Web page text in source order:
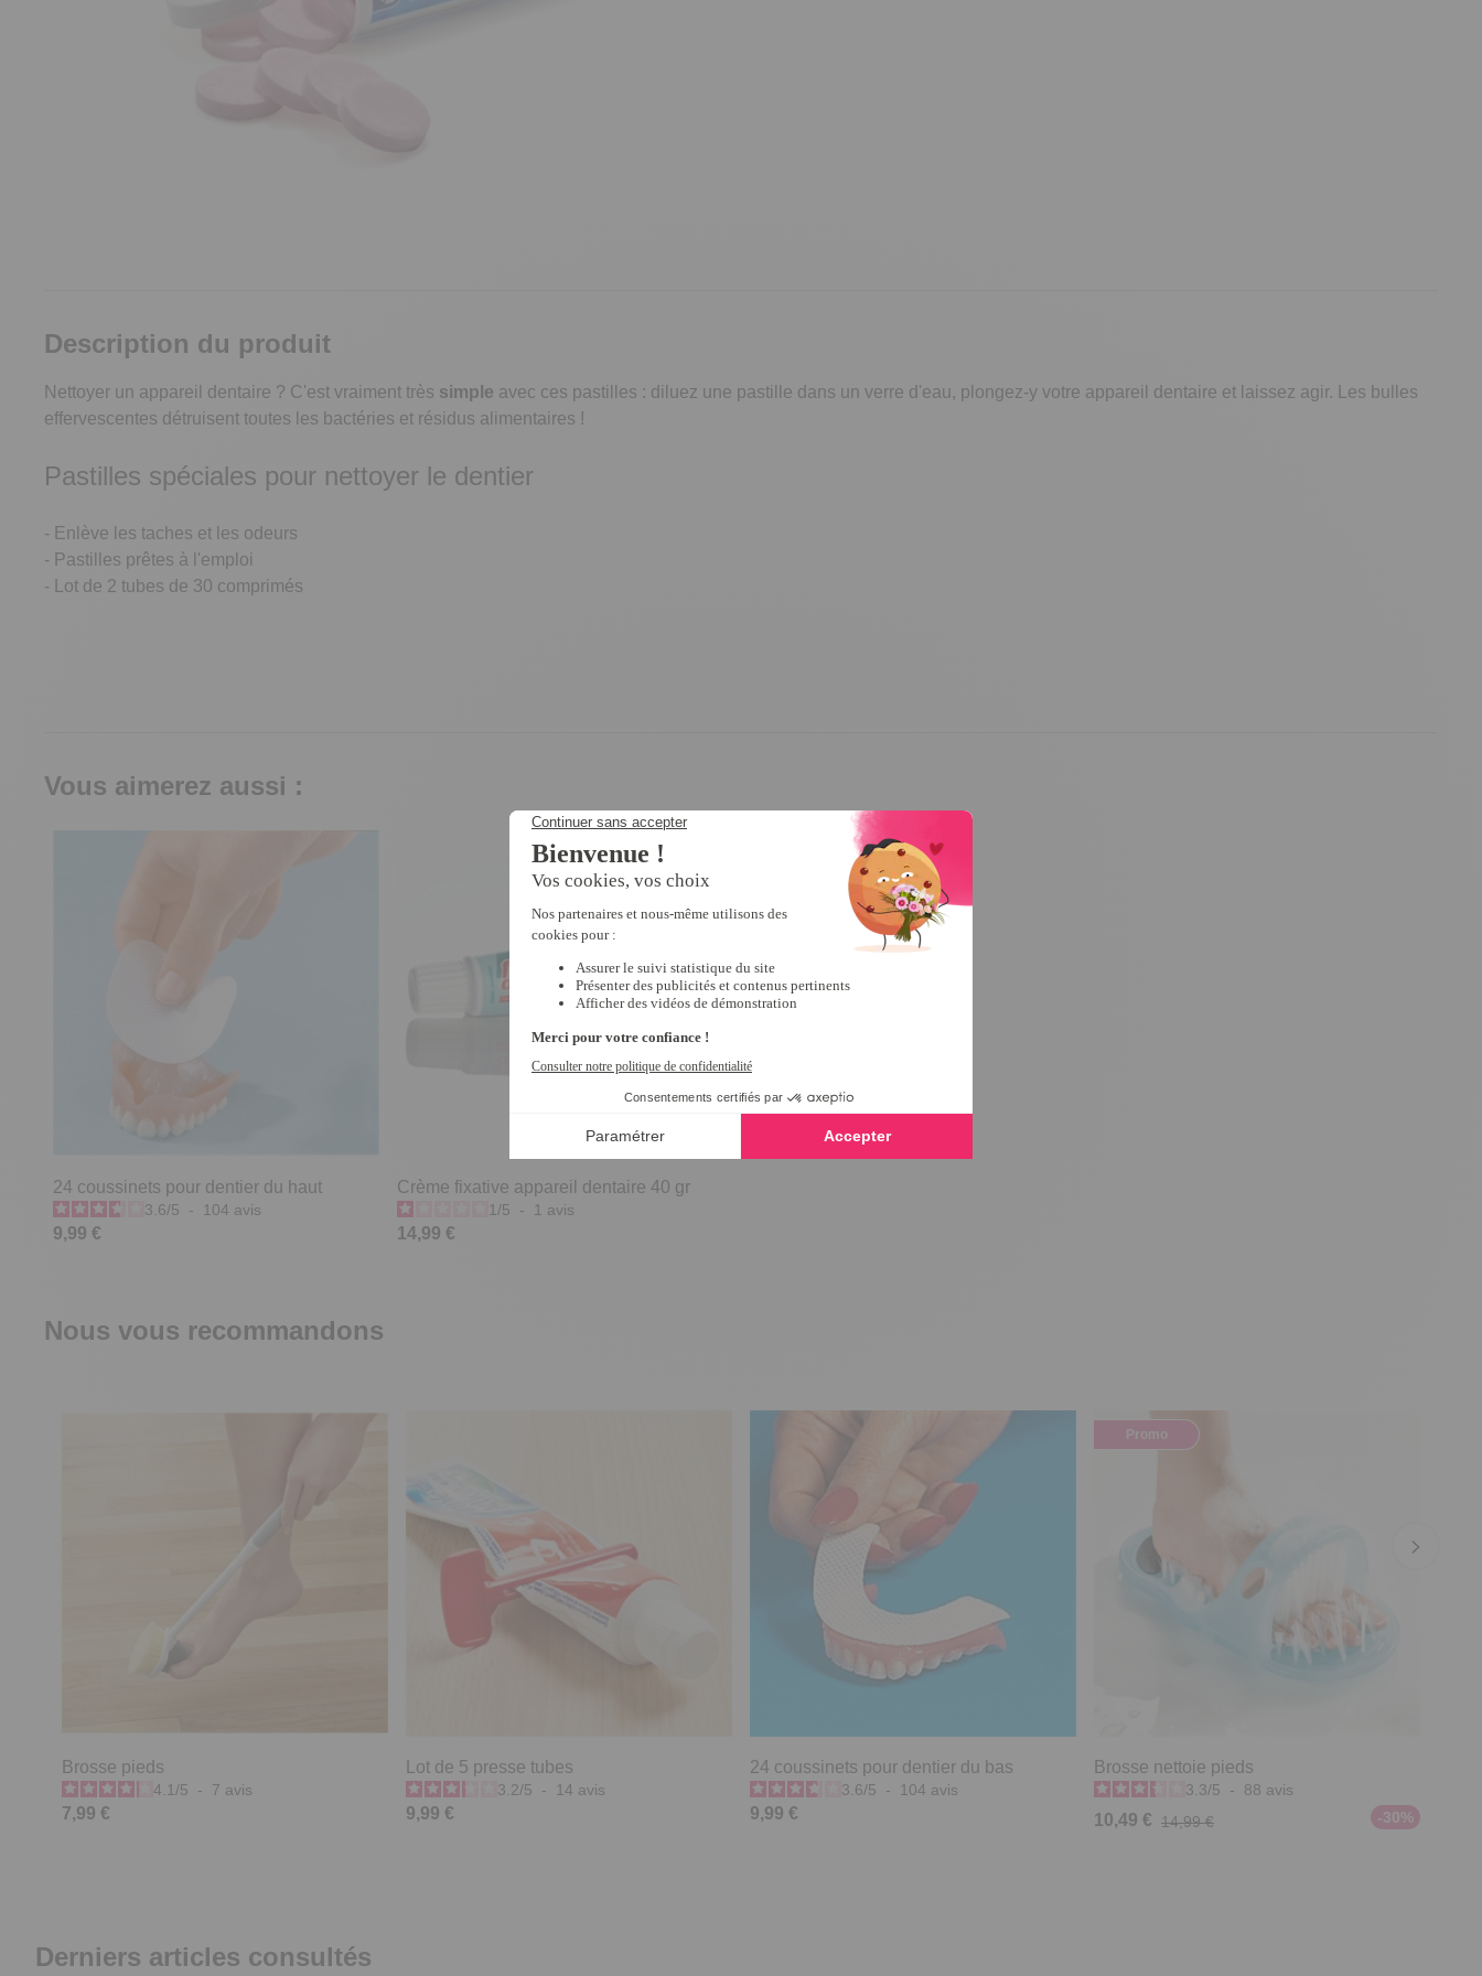
Description du produit
Nettoyer un appareil dentaire ? C'est vraiment très simple avec ces pastilles : diluez une pastille dans un verre d'eau, plongez-y votre appareil dentaire et laissez agir. Les bulles
effervescentes détruisent toutes les bactéries et résidus alimentaires !
Pastilles spéciales pour nettoyer le dentier
- Enlève les taches et les odeurs
- Pastilles prêtes à l'emploi
- Lot de 2 tubes de 30 comprimés
Vous aimerez aussi :
24 coussinets pour dentier du haut
3.6/5 - 104 avis
9,99 €
Crème fixative appareil dentaire 40 gr
1 /5 - 1 avis
14,99 €
Nous vous recommandons
Brosse pieds
4.1 /5 - 7 avis
7,99 €
Lot de 5 presse tubes
3.2/5 - 14 avis
9,99 €
24 coussinets pour dentier du bas
3.6/5 - 104 avis
9,99 €
Promo
Brosse nettoie pieds
3.3/5 - 88 avis
10,49 € 14,99 € -30%
Derniers articles consultés